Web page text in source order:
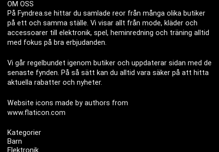
OM OSS
På Fyndrea.se hittar du samlade reor från många olika butiker
på ett och samma ställe. Vi visar allt från mode, kläder och
accessoarer till elektronik, spel, heminredning och träning alltid
med fokus på bra erbjudanden.
Vi går regelbundet igenom butiker och uppdaterar sidan med de
senaste fynden. På så sätt kan du alltid vara säker på att hitta
aktuella rabatter och nyheter.
Website icons made by authors from
www.flaticon.com
Kategorier
Barn
Elektronik